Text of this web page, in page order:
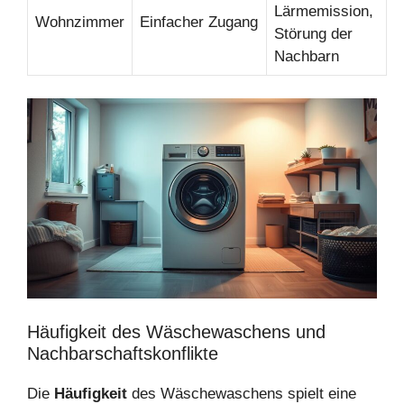
Wohnzimmer Einfacher Zugang
Lärmemission,
Störung der
Nachbarn
Häufigkeit des Wäschewaschens und
Nachbarschaftskonflikte
Die Häufigkeit des Wäschewaschens spielt eine